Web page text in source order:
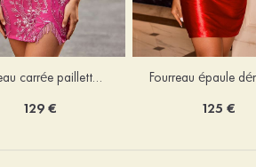
Fourreau carrée paillettes courte/mini robe de fête de la rentrée
129 € 125 €